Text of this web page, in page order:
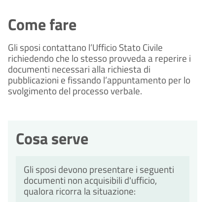
Come fare
Gli sposi contattano l’Ufficio Stato Civile
richiedendo che lo stesso provveda a reperire i
documenti necessari alla richiesta di
pubblicazioni e fissando l’appuntamento per lo
svolgimento del processo verbale.
Cosa serve
Gli sposi devono presentare i seguenti
documenti non acquisibili d'ufficio,
qualora ricorra la situazione: